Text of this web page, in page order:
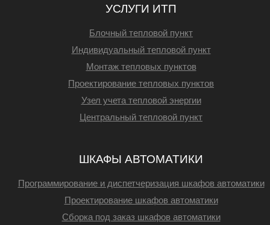
УСЛУГИ ИТП
Блочный тепловой пункт
Индивидуальный тепловой пункт
Монтаж тепловых пунктов
Проектирование тепловых пунктов
Узел учета тепловой энергии
Центральный тепловой пункт
ШКАФЫ АВТОМАТИКИ
Программирование и диспетчеризация шкафов автоматики
Проектирование шкафов автоматики
Сборка под заказ шкафов автоматики